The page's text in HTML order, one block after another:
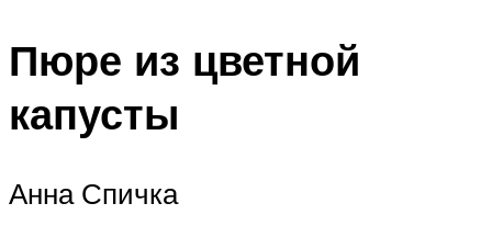
Пюре из цветной
капусты
Анна Спичка